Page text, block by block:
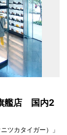
艦店 国内2
ツカタイガー）」